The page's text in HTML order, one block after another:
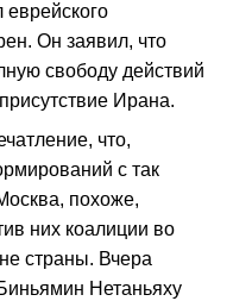
еврейского
Он заявил, что
свободу действий
Ирана.
что,
с так
похоже,
них коалиции во
страны. Вчера
Нетаньяху